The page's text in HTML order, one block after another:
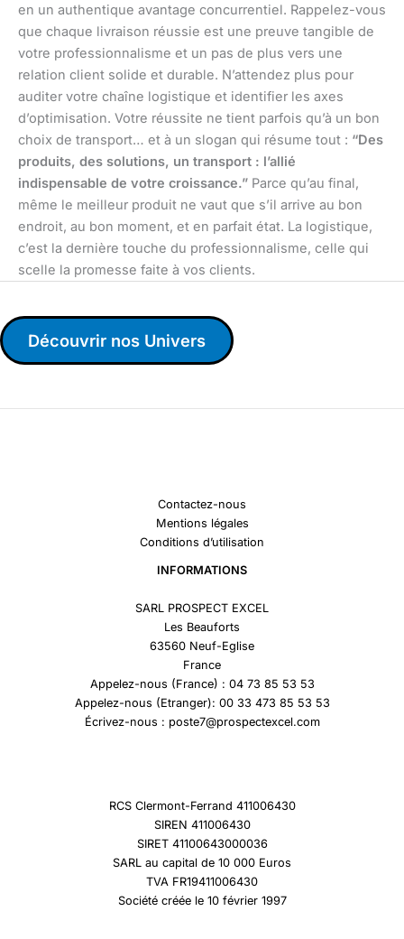
en un authentique avantage concurrentiel. Rappelez-vous
que chaque livraison réussie est une preuve tangible de
votre professionnalisme et un pas de plus vers une
relation client solide et durable. N’attendez plus pour
auditer votre chaîne logistique et identifier les axes
d’optimisation. Votre réussite ne tient parfois qu’à un bon
choix de transport… et à un slogan qui résume tout : “Des
produits, des solutions, un transport : l’allié
indispensable de votre croissance.” Parce qu’au final,
même le meilleur produit ne vaut que s’il arrive au bon
endroit, au bon moment, et en parfait état. La logistique,
c’est la dernière touche du professionnalisme, celle qui
scelle la promesse faite à vos clients.
Découvrir nos Univers
Contactez-nous
Mentions légales
Conditions d’utilisation
INFORMATIONS
SARL PROSPECT EXCEL
Les Beauforts
63560 Neuf-Eglise
France
Appelez-nous (France) : 04 73 85 53 53
Appelez-nous (Etranger): 00 33 473 85 53 53
Écrivez-nous : poste7@prospectexcel.com
RCS Clermont-Ferrand 411006430
SIREN 411006430
SIRET 41100643000036
SARL au capital de 10 000 Euros
TVA FR19411006430
Société créée le 10 février 1997